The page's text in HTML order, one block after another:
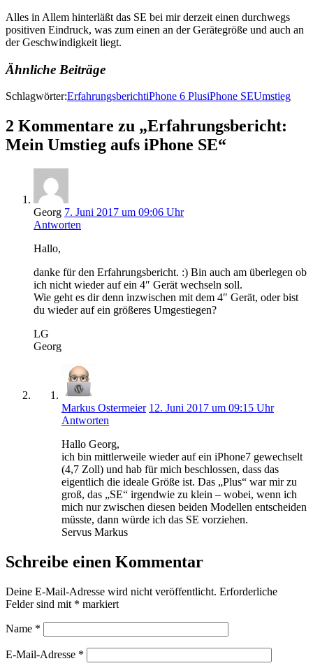
Alles in Allem hinterläßt das SE bei mir derzeit einen durchwegs
positiven Eindruck, was zum einen an der Gerätegröße und auch an
der Geschwindigkeit liegt.
Ähnliche Beiträge
Schlagwörter:ErfahrungsberichtiPhone 6 PlusiPhone SEUmstieg
2 Kommentare zu „Erfahrungsbericht:
Mein Umstieg aufs iPhone SE“
Georg 7. Juni 2017 um 09:06 Uhr
Antworten
Hallo,
danke für den Erfahrungsbericht. :) Bin auch am überlegen ob
ich nicht wieder auf ein 4″ Gerät wechseln soll.
Wie geht es dir denn inzwischen mit dem 4″ Gerät, oder bist
du wieder auf ein größeres Umgestiegen?
LG
Georg
Markus Ostermeier 12. Juni 2017 um 09:15 Uhr
Antworten
Hallo Georg,
ich bin mittlerweile wieder auf ein iPhone7 gewechselt
(4,7 Zoll) und hab für mich beschlossen, dass das
eigentlich die ideale Größe ist. Das „Plus“ war mir zu
groß, das „SE“ irgendwie zu klein – wobei, wenn ich
mich nur zwischen diesen beiden Modellen entscheiden
müsste, dann würde ich das SE vorziehen.
Servus Markus
Schreibe einen Kommentar
Deine E-Mail-Adresse wird nicht veröffentlicht. Erforderliche
Felder sind mit * markiert
Name *
E-Mail-Adresse *